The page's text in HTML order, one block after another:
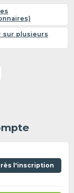
sur plusieurs
l'inscription